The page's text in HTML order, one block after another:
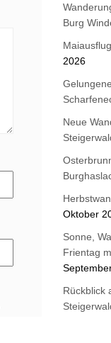
Burg
2026
Neue
Oktober
Sonne,
Frientag
Rückblick